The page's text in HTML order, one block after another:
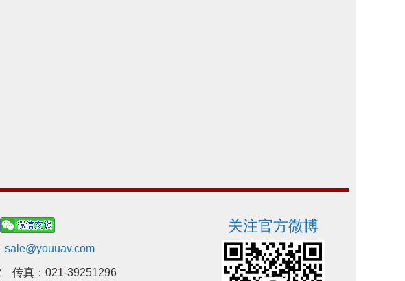
sale@youuav.com
传真：021-39251296
关注官方微博